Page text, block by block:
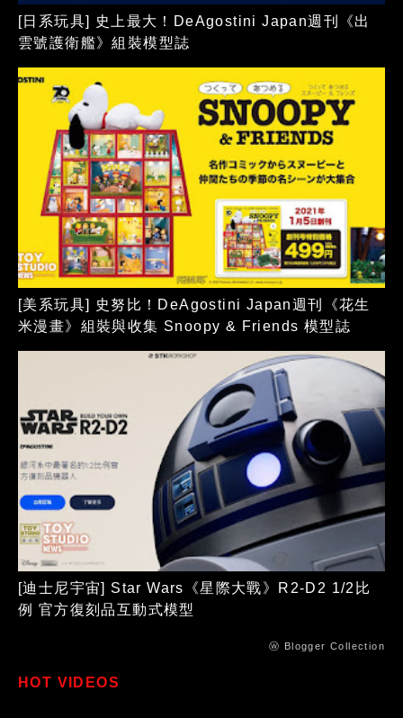
[日系玩具] 史上最大！DeAgostini Japan週刊《出
雲號護衛艦》組裝模型誌
[美系玩具] 史努比！DeAgostini Japan週刊《花生
米漫畫》組裝與收集 Snoopy & Friends 模型誌
[迪士尼宇宙] Star Wars《星際大戰》R2-D2 1/2比
例 官方復刻品互動式模型
ⓦ Blogger Collection
HOT VIDEOS